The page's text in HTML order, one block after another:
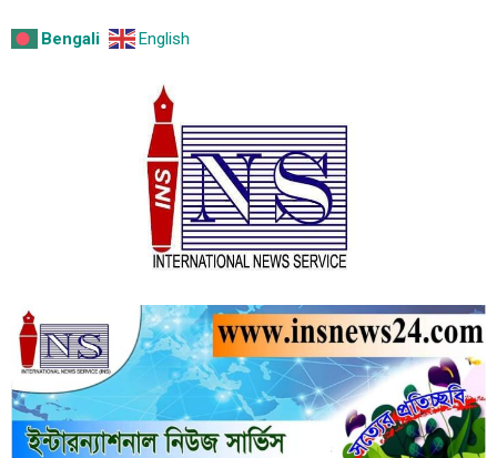
Bengali English